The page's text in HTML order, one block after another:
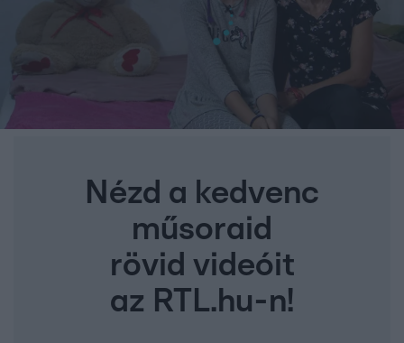
Nézd a kedvenc
műsoraid
rövid videóit
az RTL.hu-n!